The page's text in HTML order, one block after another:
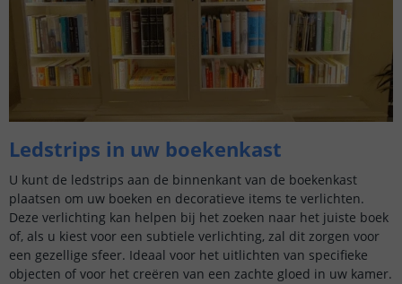
Ledstrips in uw boekenkast
U kunt de ledstrips aan de binnenkant van de boekenkast
plaatsen om uw boeken en decoratieve items te verlichten.
Deze verlichting kan helpen bij het zoeken naar het juiste boek
of, als u kiest voor een subtiele verlichting, zal dit zorgen voor
een gezellige sfeer. Ideaal voor het uitlichten van specifieke
objecten of voor het creëren van een zachte gloed in uw kamer.